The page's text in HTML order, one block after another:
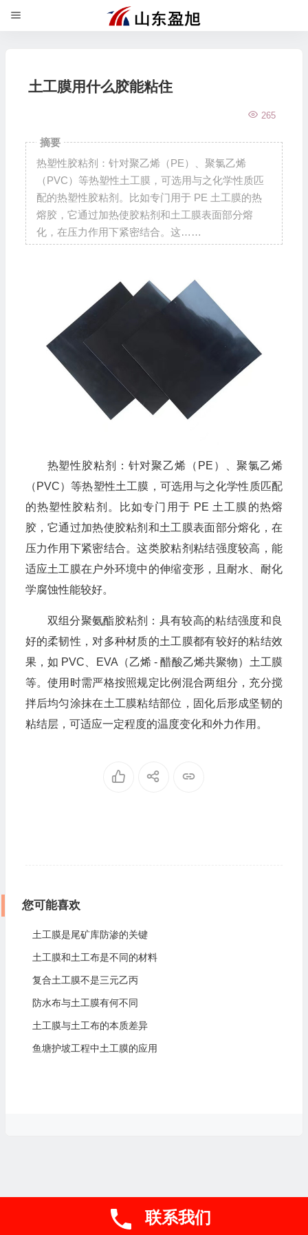
土工膜用什么胶能粘住
265
摘要
热塑性胶粘剂：针对聚乙烯（PE）、聚氯乙烯
（PVC）等热塑性土工膜，可选用与之化学性质匹
配的热塑性胶粘剂。比如专门用于 PE 土工膜的热
熔胶，它通过加热使胶粘剂和土工膜表面部分熔
化，在压力作用下紧密结合。这……
热塑性胶粘剂：针对聚乙烯（PE）、聚氯乙烯
（PVC）等热塑性土工膜，可选用与之化学性质匹配
的热塑性胶粘剂。比如专门用于 PE 土工膜的热熔
胶，它通过加热使胶粘剂和土工膜表面部分熔化，在
压力作用下紧密结合。这类胶粘剂粘结强度较高，能
适应土工膜在户外环境中的伸缩变形，且耐水、耐化
学腐蚀性能较好。
双组分聚氨酯胶粘剂：具有较高的粘结强度和良
好的柔韧性，对多种材质的土工膜都有较好的粘结效
果，如 PVC、EVA（乙烯 - 醋酸乙烯共聚物）土工膜
等。使用时需严格按照规定比例混合两组分，充分搅
拌后均匀涂抹在土工膜粘结部位，固化后形成坚韧的
粘结层，可适应一定程度的温度变化和外力作用。
您可能喜欢
土工膜是尾矿库防渗的关键
土工膜和土工布是不同的材料
复合土工膜不是三元乙丙
防水布与土工膜有何不同
土工膜与土工布的本质差异
鱼塘护坡工程中土工膜的应用
联系我们